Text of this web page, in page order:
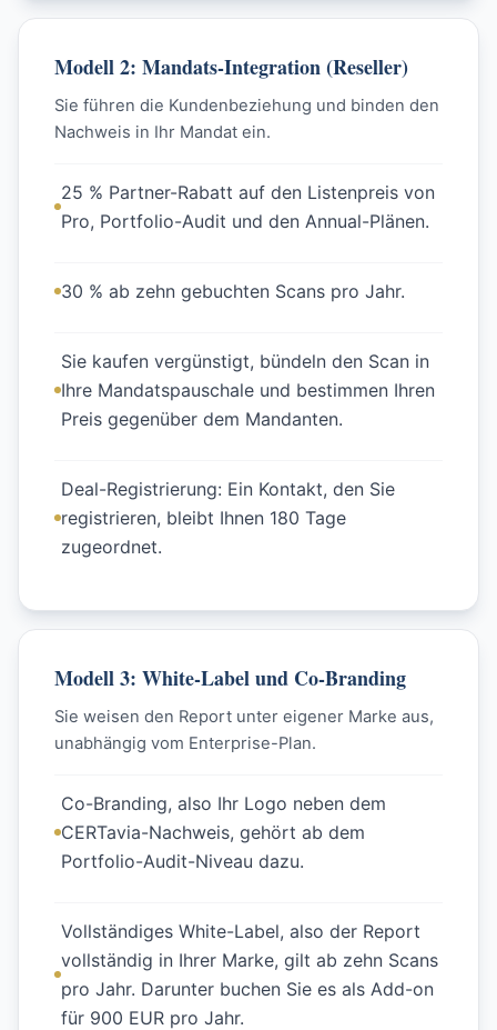
Modell 2: Mandats-Integration (Reseller)
Sie führen die Kundenbeziehung und binden den
Nachweis in Ihr Mandat ein.
25 % Partner-Rabatt auf den Listenpreis von
Pro, Portfolio-Audit und den Annual-Plänen.
30 % ab zehn gebuchten Scans pro Jahr.
Sie kaufen vergünstigt, bündeln den Scan in
Ihre Mandatspauschale und bestimmen Ihren
Preis gegenüber dem Mandanten.
Deal-Registrierung: Ein Kontakt, den Sie
registrieren, bleibt Ihnen 180 Tage
zugeordnet.
Modell 3: White-Label und Co-Branding
Sie weisen den Report unter eigener Marke aus,
unabhängig vom Enterprise-Plan.
Co-Branding, also Ihr Logo neben dem
CERTavia-Nachweis, gehört ab dem
Portfolio-Audit-Niveau dazu.
Vollständiges White-Label, also der Report
vollständig in Ihrer Marke, gilt ab zehn Scans
pro Jahr. Darunter buchen Sie es als Add-on
für 900 EUR pro Jahr.